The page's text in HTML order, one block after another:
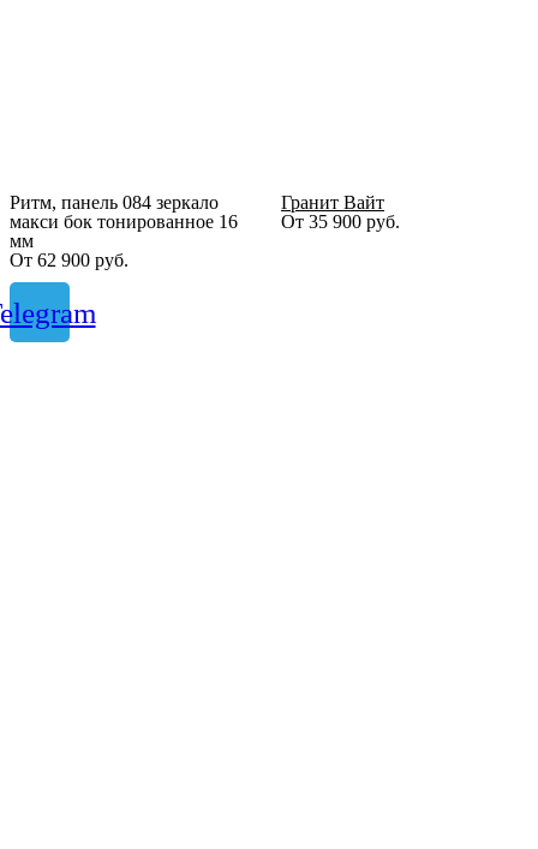
Ритм, панель 084 зеркало
макси бок тонированное 16
мм
От 62 900 руб.
Гранит Вайт
От 35 900 руб.